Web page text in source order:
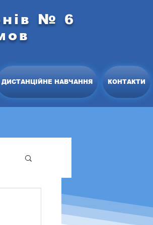
№ 6
ДИСТАНЦІЙНЕ НАВЧАННЯ КОНТАКТИ